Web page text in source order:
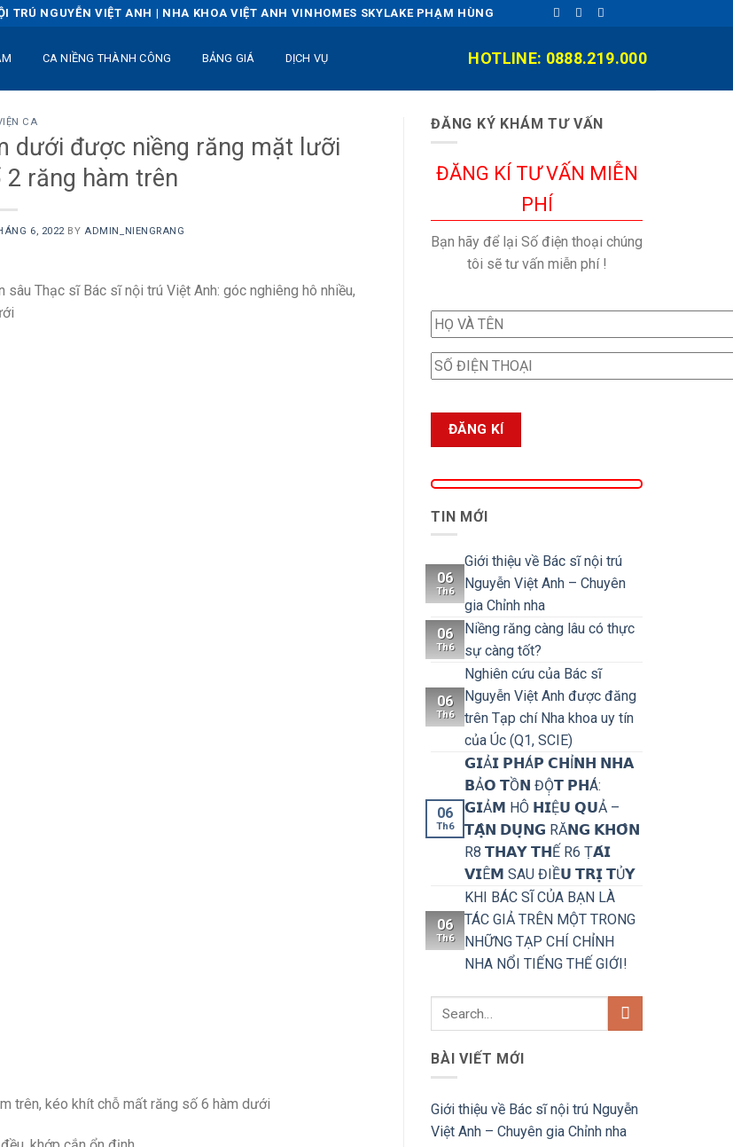
TRÚ NGUYỄN VIỆT ANH | NHA KHOA VIỆT ANH VINHOMES SKYLAKE PHẠM HÙNG
CA NIỀNG THÀNH CÔNG BẢNG GIÁ DỊCH VỤ HOTLINE: 0888.219.000
CA
dưới được niềng răng mặt lưỡi
răng hàm trên
6, 2022 BY ADMIN_NIENGRANG
Thạc sĩ Bác sĩ nội trú Việt Anh: góc nghiêng hô nhiều,
trên, kéo khít chỗ mất răng số 6 hàm dưới
ĐĂNG KÝ KHÁM TƯ VẤN
ĐĂNG KÍ TƯ VẤN MIỄN
PHÍ
Bạn hãy để lại Số điện thoại chúng
tôi sẽ tư vấn miễn phí !
TIN MỚI
06
Th6
Giới thiệu về Bác sĩ nội trú
Nguyễn Việt Anh – Chuyên
gia Chỉnh nha
06
Th6
Niềng răng càng lâu có thực
sự càng tốt?
06
Th6
Nghiên cứu của Bác sĩ
Nguyễn Việt Anh được đăng
trên Tạp chí Nha khoa uy tín
của Úc (Q1, SCIE)
06
Th6
𝗚𝗜Ả𝗜 𝗣𝗛Á𝗣 𝗖𝗛Ỉ𝗡𝗛 𝗡𝗛𝗔
𝗕Ả𝗢 𝗧Ồ𝗡 ĐỘ̣𝗧 𝗣𝗛Á:
𝗚𝗜Ả𝗠 HÔ 𝗛𝗜Ệ𝗨 𝗤𝗨Ả –
𝗧𝗔̣̂𝗡 𝗗𝗨̣𝗡𝗚 RĂ𝗡𝗚 𝗞𝗛𝗢̂𝗡
R8 𝗧𝗛𝗔𝗬 𝗧𝗛Ế R6 Ṭ𝗔́𝗜
𝗩𝗜Ê𝗠 SAU ĐIỀ𝗨 𝗧𝗥𝗜̣ 𝗧Ủ𝗬
06
Th6
KHI BÁC SĨ CỦA BẠN LÀ
TÁC GIẢ TRÊN MỘT TRONG
NHỮNG TẠP CHÍ CHỈNH
NHA NỔI TIẾNG THẾ GIỚI!
BÀI VIẾT MỚI
Giới thiệu về Bác sĩ nội trú Nguyễn
Việt Anh – Chuyên gia Chỉnh nha